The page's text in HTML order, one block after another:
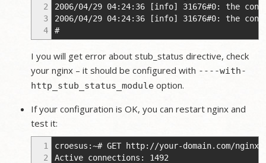
2
3
4
2006/04/29 04:24:36 [info] 31676#0: the
2006/04/29 04:24:36 [info] 31676#0: the
#
I you will get error about stub_status directive, check
your nginx – it should be configured with ----with-
http_stub_status_module option.
If your configuration is OK, you can restart nginx and
test it:
1
2
croesus:~# GET http://your-domain.com/
Active connections: 1492